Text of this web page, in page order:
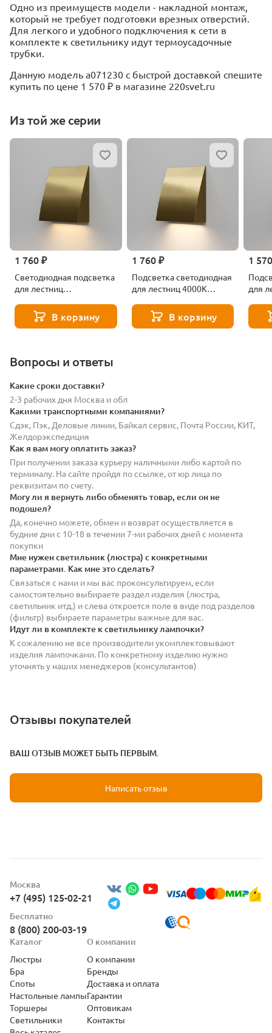
Одно из преимуществ модели - накладной монтаж,
который не требует подготовки врезных отверстий.
Для легкого и удобного подключения к сети в
комплекте к светильнику идут термоусадочные
трубки.
Данную модель a071230 с быстрой доставкой спешите
купить по цене 1 570 ₽ в магазине 220svet.ru
Из той же серии
1 760 ₽
Светодиодная подсветка
для лестниц
40159/LEDВ корзину
1 760 ₽
Подсветка светодиодная
для лестниц 4000К
40159/LED латунь
В корзину
1
для
Вопросы и ответы
Какие сроки доставки?
2-3 рабочих дня Москва и обл
Какими транспортными компаниями?
Сдэк, Пэк, Деловые линии, Байкал сервис, Почта России, КИТ,
Желдорэкспедиция
Как я вам могу оплатить заказ?
При получении заказа курьеру наличными либо картой по
терминалу. На сайте пройдя по ссылке, от юр лица по
реквизитам по счету.
Могу ли я вернуть либо обменять товар, если он не
подошел?
Да, конечно можете, обмен и возврат осуществляется в
будние дни с 10-18 в течении 7-ми рабочих дней с момента
покупки
Мне нужен светильник (люстра) с конкретными
параметрами. Как мне это сделать?
Связаться с нами и мы вас проконсультируем, если
самостоятельно выбираете раздел изделия (люстра,
светильник итд.) и слева откроется поле в виде под разделов
(фильтр) выбираете параметры важные для вас.
Идут ли в комплекте к светильнику лампочки?
К сожалению не все производители укомплектовывают
изделия лампочками. По конкретному изделию нужно
уточнять у наших менеджеров (консультантов)
Отзывы покупателей
ВАШ ОТЗЫВ МОЖЕТ БЫТЬ ПЕРВЫМ.
Написать отзыв
Москва
+7 (495) 125-02-21
Бесплатно
8 (800) 200-03-19
Каталог
Люстры
Бра
Споты
Настольные лампы
Торшеры
Светильники
О компании
О компании
Бренды
Доставка и оплата
Гарантии
Оптовикам
Контакты